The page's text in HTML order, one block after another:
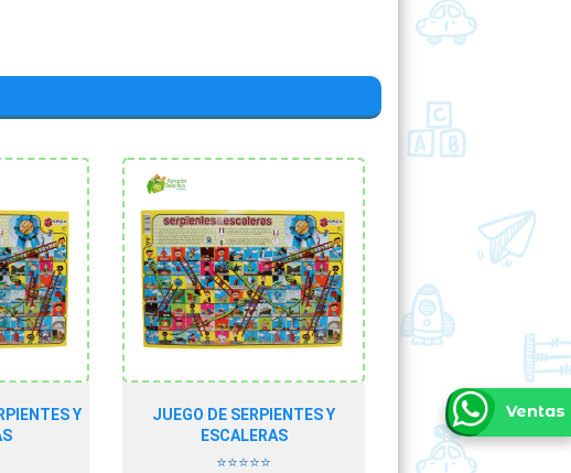
Y
JUEGO DE SERPIENTES Y
ESCALERAS
⭐⭐⭐⭐⭐
Ventas